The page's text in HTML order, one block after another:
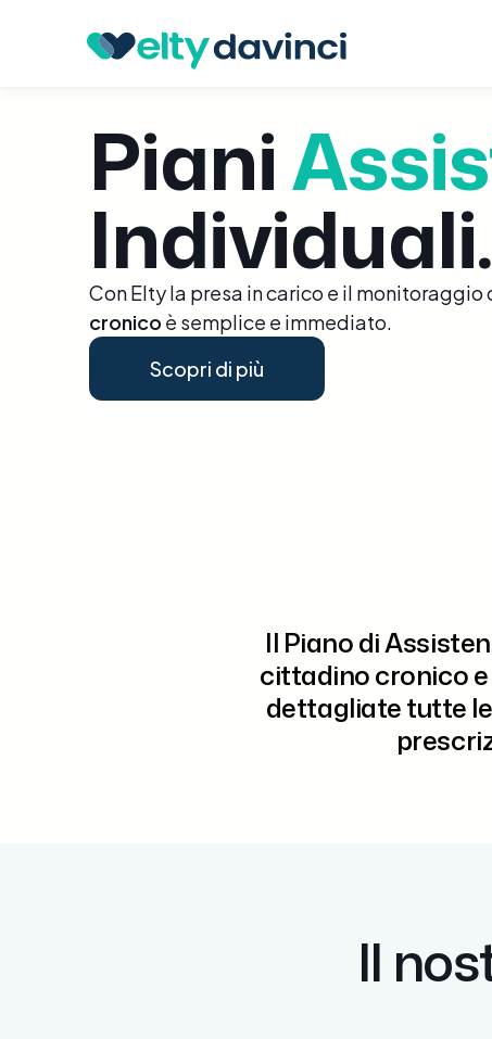
Piani
Individuali.
Con Elty la presa in carico e il monitoraggio
cronico è semplice e immediato.
Scopri di più
Il Piano di
cittadino cronico
dettagliatetutte
Il